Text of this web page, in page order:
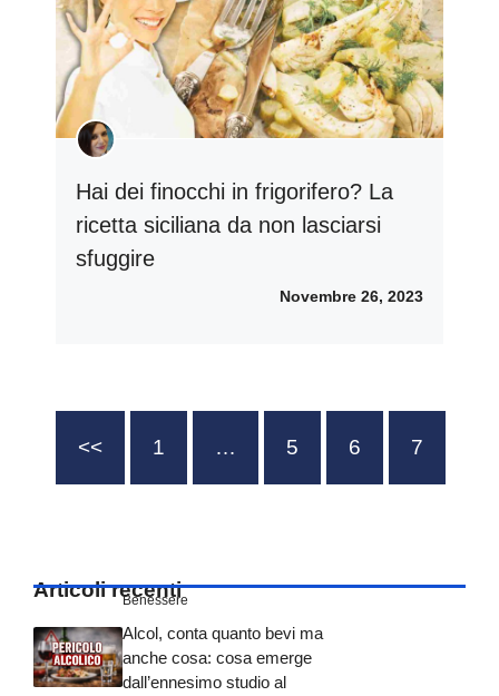
Hai dei finocchi in frigorifero? La
ricetta siciliana da non lasciarsi
sfuggire
Novembre 26, 2023
<< 1 … 5 6 7
Articoli recenti
Benessere
Alcol, conta quanto bevi ma
anche cosa: cosa emerge
dall’ennesimo studio al